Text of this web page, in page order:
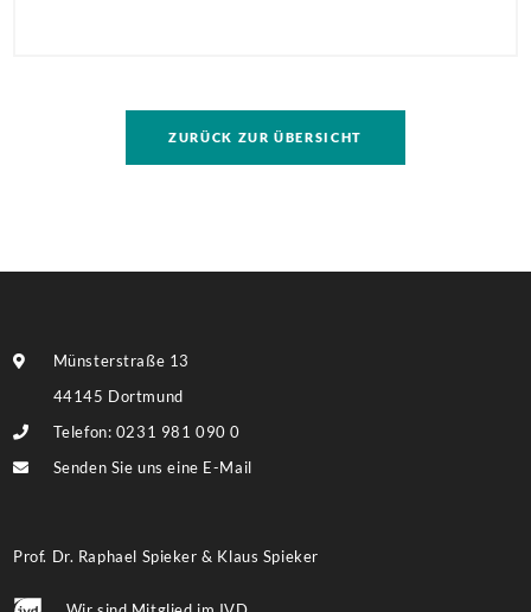
Grundstückes, auf dem ggf. eine umfassendere
Bebauung möglich ist. Weitere Informationen finden
ZURÜCK ZUR ÜBERSICHT
Münsterstraße 13
44145 Dortmund
Telefon: 0231 981 090 0
Senden Sie uns eine E-Mail
Prof. Dr. Raphael Spieker & Klaus Spieker